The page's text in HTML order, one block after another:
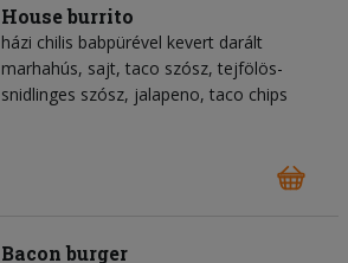
House burrito
házi chilis babpürével kevert darált
marhahús, sajt, taco szósz, tejfölös-
snidlinges szósz, jalapeno, taco chips
Bacon burger